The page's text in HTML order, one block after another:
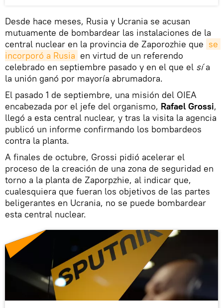
Desde hace meses, Rusia y Ucrania se acusan
mutuamente de bombardear las instalaciones de la
central nuclear en la provincia de Zaporozhie que se
incorporó a Rusia en virtud de un referendo
celebrado en septiembre pasado y en el que el sía
la unión ganó por mayoría abrumadora.
El pasado 1 de septiembre, una misión del OIEA
encabezada por el jefe del organismo, Rafael Grossi,
llegó a esta central nuclear, y tras la visita la agencia
publicó un informe confirmando los bombardeos
contra la planta.
A finales de octubre, Grossi pidió acelerar el
proceso de la creación de una zona de seguridad en
torno a la planta de Zaporpzhie, al indicar que,
cualesquiera que fueran los objetivos de las partes
beligerantes en Ucrania, no se puede bombardear
esta central nuclear.